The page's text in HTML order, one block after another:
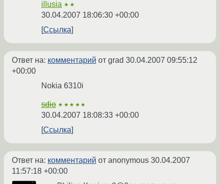
illusia ★★
30.04.2007 18:06:30 +00:00
Ссылка
Ответ на: комментарий от grad 30.04.2007 09:55:12
+00:00
Nokia 6310i
sdio ★★★★★
30.04.2007 18:08:33 +00:00
Ссылка
Ответ на: комментарий от anonymous 30.04.2007
11:57:18 +00:00